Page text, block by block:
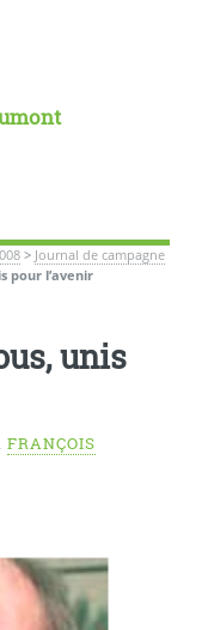
> Journal de campagne
pour l’avenir
unis
FRANÇOIS